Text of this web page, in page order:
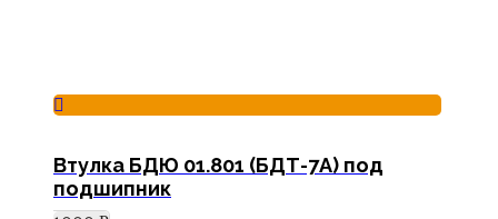
Втулка БДЮ 01.801 (БДТ-7А) под
подшипник